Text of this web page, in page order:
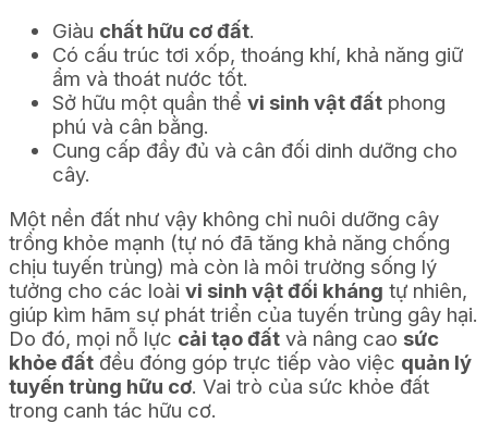
Giàu chất hữu cơ đất.
Có cấu trúc tơi xốp, thoáng khí, khả năng giữ
ẩm và thoát nước tốt.
Sở hữu một quần thể vi sinh vật đất phong
phú và cân bằng.
Cung cấp đầy đủ và cân đối dinh dưỡng cho
cây.
Một nền đất như vậy không chỉ nuôi dưỡng cây
trồng khỏe mạnh (tự nó đã tăng khả năng chống
chịu tuyến trùng) mà còn là môi trường sống lý
tưởng cho các loài vi sinh vật đối kháng tự nhiên,
giúp kìm hãm sự phát triển của tuyến trùng gây hại.
Do đó, mọi nỗ lực cải tạo đất và nâng cao sức
khỏe đất đều đóng góp trực tiếp vào việc quản lý
tuyến trùng hữu cơ. Vai trò của sức khỏe đất
trong canh tác hữu cơ.